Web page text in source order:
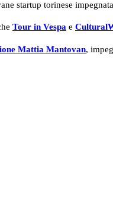
startup torinese
Tour in Vespa e
Mattia Mantovan,